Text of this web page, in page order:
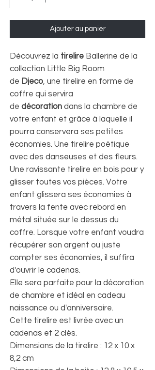
Ajouter au panier
Découvrez la tirelire Ballerine de la
collection Little Big Room
de Djeco, une tirelire en forme de
coffre qui servira
de décoration dans la chambre de
votre enfant et grâce à laquelle il
pourra conservera ses petites
économies. Une tirelire poétique
avec des danseuses et des fleurs.
Une ravissante tirelire en bois pour y
glisser toutes vos pièces. Votre
enfant glissera ses économies à
travers la fente avec rebord en
métal située sur le dessus du
coffre. Lorsque votre enfant voudra
récupérer son argent ou juste
compter ses économies, il suffira
d'ouvrir le cadenas.
Elle sera parfaite pour la décoration
de chambre et idéal en cadeau
naissance ou d'anniversaire.
Cette tirelire est livrée avec un
cadenas et 2 clés.
Dimensions de la tirelire : 12 x 10 x
8,2 cm